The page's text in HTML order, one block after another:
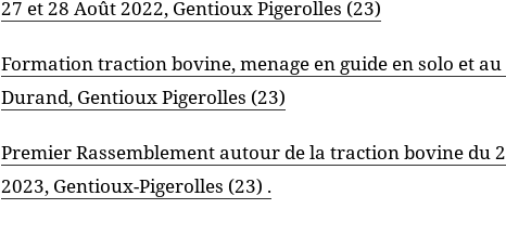
27 et 28 Août 2022, Gentioux Pigerolles (23)
Formation traction bovine, menage en guide en solo et
Durand, Gentioux Pigerolles (23)
Premier Rassemblement autour de la traction bovine du
2023, Gentioux-Pigerolles (23) .